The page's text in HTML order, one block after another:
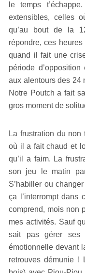
le temps
extensibles, celles
qu’au bout de la
répondre, ces
quand il fait une
période
aux alentours des 24
Notre Poutch a fait
gros moment de
La frustration du non
où il a fait chaud et
qu’il a faim. La
son jeu le matin
S’habiller ou
ça l’interrompt dans
comprend, mois non
mes activités. Sauf
sait pas gérer ses
émotionnelle devant
retrouves démunie !